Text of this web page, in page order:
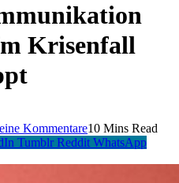
Krisenfall
Kommentare10 Mins Read
Tumblr Reddit WhatsApp